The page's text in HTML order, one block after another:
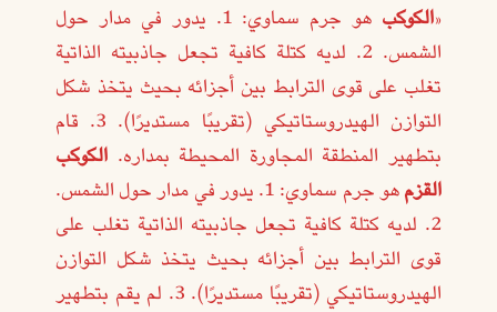
«الكوكب هو جرم سماوي:
1. يدور في مدار حول
الشمس. 2. لديه كتلة كافية تجعل جاذبيته الذاتية
تغلب على قوى الترابط بين أجزائه بحيث يتخذ شكل
التوازن الهيدروستاتيكي (تقريبًا مستديرًا). 3. قام
بتطهير المنطقة المجاورة المحيطة بمداره. الكوكب
القزمهو جرم سماوي: 1. يدور في مدار حول الشمس.
2. لديه كتلة كافية تجعل جاذبيته الذاتية تغلب على
قوى الترابط بين أجزائه بحيث يتخذ شكل التوازن
الهيدروستاتيكي (تقريبًا مستديرًا). 3. لم يقم بتطهير